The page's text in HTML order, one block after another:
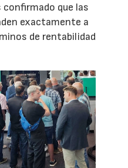
que las
exactamente a
de rentabilidad